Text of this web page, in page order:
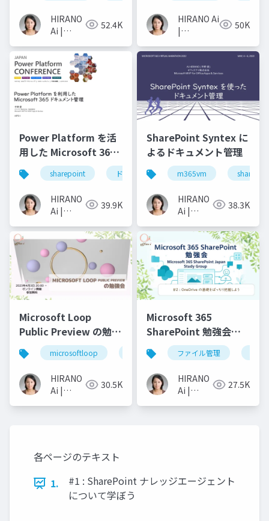
HIRANO
Ai |
MVP 👉
❤️
SharePoint
52.4K
HIRANO Ai
|
MVP 👉 ❤️
SharePoint
50K
Power Platform を活
用した Microsoft 365
ドキュメント管理
sharepoint ドキュメント管理 power automate
HIRANO
Ai |
MVP 👉
❤️
SharePoint
39.9K
SharePoint Syntex に
よるドキュメント管理
m365vm
HIRANO
Ai |
MVP 👉
❤️
SharePoint
38.3K
Microsoft Loop
Public Preview の勉強
会
microsoftloop sharepoint microsoft365
HIRANO
Ai |
30.5K
Microsoft 365
SharePoint 勉強会
No2: OneDrive の基礎
をばっちり把握しよう
ファイル管理
HIRANO
Ai |
27.5K
各ページのテキスト
1.
#1 : SharePoint ナレッジエージェント
について学ぼう